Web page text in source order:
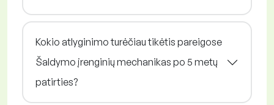
Kokio atlyginimo turėčiau tikėtis pareigose
Šaldymo įrenginių mechanikas po 5 metų
patirties?